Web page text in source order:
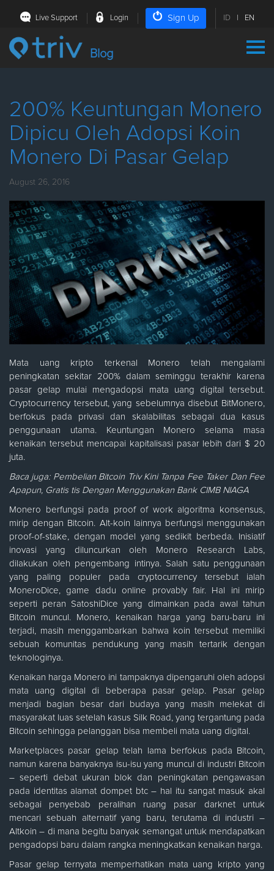
Live Support Login Sign Up ID EN
Blog
200% Keuntungan Monero
Dipicu Oleh Adopsi Koin
Monero Di Pasar Gelap
August 26, 2016
Mata uang kripto terkenal Monero telah mengalami
peningkatan sekitar 200% dalam seminggu terakhir karena
pasar gelap mulai mengadopsi mata uang digital tersebut.
Cryptocurrency tersebut, yang sebelumnya disebut BitMonero,
berfokus pada privasi dan skalabilitas sebagai dua kasus
penggunaan utama. Keuntungan Monero selama masa
kenaikan tersebut mencapai kapitalisasi pasar lebih dari $ 20
juta.
Baca juga: Pembelian Bitcoin Triv Kini Tanpa Fee Taker Dan Fee
Apapun, Gratis tis Dengan Menggunakan Bank CIMB NIAGA
Monero berfungsi pada proof of work algoritma konsensus,
mirip dengan Bitcoin. Alt-koin lainnya berfungsi menggunakan
proof-of-stake, dengan model yang sedikit berbeda. Inisiatif
inovasi yang diluncurkan oleh Monero Research Labs,
dilakukan oleh pengembang intinya. Salah satu penggunaan
yang paling populer pada cryptocurrency tersebut ialah
MoneroDice, game dadu online provably fair. Hal ini mirip
seperti peran SatoshiDice yang dimainkan pada awal tahun
Bitcoin muncul. Monero, kenaikan harga yang baru-baru ini
terjadi, masih menggambarkan bahwa koin tersebut memiliki
sebuah komunitas pendukung yang masih tertarik dengan
teknologinya.
Kenaikan harga Monero ini tampaknya dipengaruhi oleh adopsi
mata uang digital di beberapa pasar gelap. Pasar gelap
menjadi bagian besar dari budaya yang masih melekat di
masyarakat luas setelah kasus Silk Road, yang tergantung pada
Bitcoin sehingga pelanggan bisa membeli mata uang digital.
Marketplaces pasar gelap telah lama berfokus pada Bitcoin,
namun karena banyaknya isu-isu yang muncul di industri Bitcoin
– seperti debat ukuran blok dan peningkatan pengawasan
pada identitas alamat dompet btc – hal itu sangat masuk akal
sebagai penyebab peralihan ruang pasar darknet untuk
mencari sebuah alternatif yang baru, terutama di industri –
Altkoin – di mana begitu banyak semangat untuk mendapatkan
pengadopsi baru dalam rangka meningkatkan kenaikan harga.
Pasar gelap ternyata memperhatikan mata uang kripto yang